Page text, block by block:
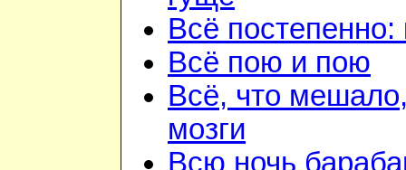
Всё постепенно:
Всё пою и пою
Всё, что
мозги
Всю ночь